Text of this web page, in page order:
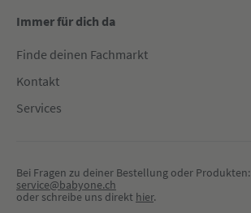
Immer für dich da
Finde deinen Fachmarkt
Kontakt
Services
Bei Fragen zu deiner Bestellung oder Produkten:
service@babyone.ch
oder schreibe uns direkt hier.